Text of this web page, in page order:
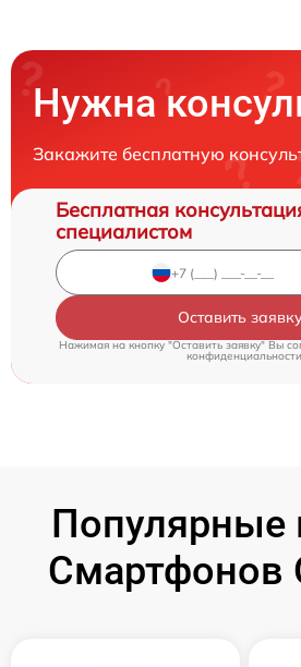
Нужна
Закажите бесплатную
Бесплатная
специалистом
Оставить
Нажимая на кнопку "Оставить заявку" Вы
конфиденциальности
Популярные
Смартфонов